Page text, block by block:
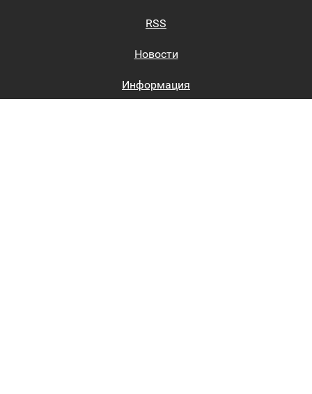
RSS
Новости
Информация